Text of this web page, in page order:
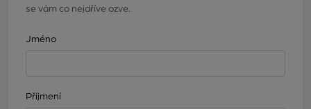
se vám co nejdříve ozve.
Jméno
Příjmení